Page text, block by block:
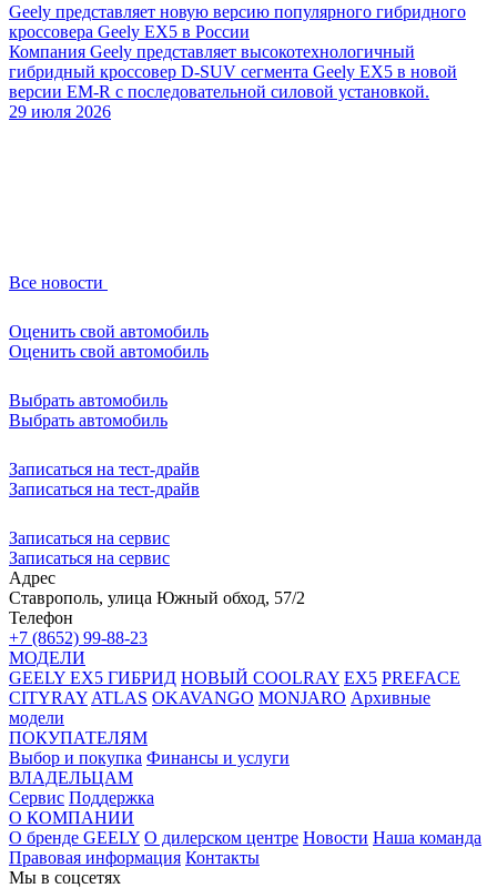
Geely представляет новую версию популярного гибридного
кроссовера Geely EX5 в России
Компания Geely представляет высокотехнологичный
гибридный кроссовер D-SUV сегмента Geely EX5 в новой
версии EM-R с последовательной силовой установкой.
29 июля 2026
Все новости
Оценить свой автомобиль
Оценить свой автомобиль
Выбрать автомобиль
Выбрать автомобиль
Записаться на тест-драйв
Записаться на тест-драйв
Записаться на сервис
Записаться на сервис
Адрес
Ставрополь, улица Южный обход, 57/2
Телефон
+7 (8652) 99-88-23
МОДЕЛИ
GEELY EX5 ГИБРИД НОВЫЙ COOLRAY EX5 PREFACE
CITYRAY ATLAS OKAVANGO MONJARO Архивные
модели
ПОКУПАТЕЛЯМ
Выбор и покупка Финансы и услуги
ВЛАДЕЛЬЦАМ
Сервис Поддержка
О КОМПАНИИ
О бренде GEELY О дилерском центре Новости Наша команда
Правовая информация Контакты
Мы в соцсетях